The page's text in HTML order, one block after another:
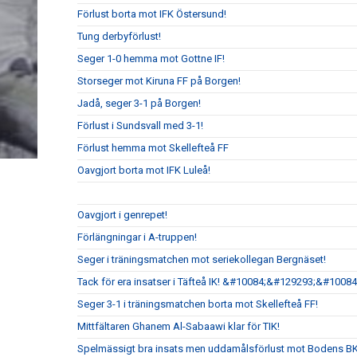
Förlust borta mot IFK Östersund!
Tung derbyförlust!
Seger 1-0 hemma mot Gottne IF!
Storseger mot Kiruna FF på Borgen!
Jadå, seger 3-1 på Borgen!
Förlust i Sundsvall med 3-1!
Förlust hemma mot Skellefteå FF
Oavgjort borta mot IFK Luleå!
Oavgjort i genrepet!
Förlängningar i A-truppen!
Seger i träningsmatchen mot seriekollegan Bergnäset!
Tack för era insatser i Täfteå IK!
Seger 3-1 i träningsmatchen borta mot Skellefteå FF!
Mittfältaren Ghanem Al-Sabaawi klar för TIK!
Spelmässigt bra insats men uddamålsförlust mot Bodens